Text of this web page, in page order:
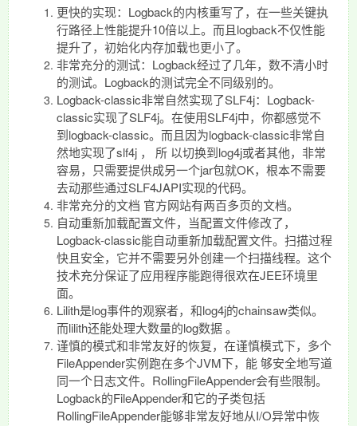
更快的实现：Logback的内核重写了，在一些关键执
行路径上性能提升10倍以上。而且logback不仅性能
提升了，初始化内存加载也更小了。
非常充分的测试：Logback经过了几年，数不清小时
的测试。Logback的测试完全不同级别的。
Logback-classic非常自然实现了SLF4j：Logback-
classic实现了SLF4j。在使用SLF4j中，你都感觉不
到logback-classic。而且因为logback-classic非常自
然地实现了slf4j ， 所 以切换到log4j或者其他，非常
容易，只需要提供成另一个jar包就OK，根本不需要
去动那些通过SLF4JAPI实现的代码。
非常充分的文档 官方网站有两百多页的文档。
自动重新加载配置文件，当配置文件修改了，
Logback-classic能自动重新加载配置文件。扫描过程
快且安全，它并不需要另外创建一个扫描线程。这个
技术充分保证了应用程序能跑得很欢在JEE环境里
面。
Lilith是log事件的观察者，和log4j的chainsaw类似。
而lilith还能处理大数量的log数据 。
谨慎的模式和非常友好的恢复，在谨慎模式下，多个
FileAppender实例跑在多个JVM下，能 够安全地写道
同一个日志文件。RollingFileAppender会有些限制。
Logback的FileAppender和它的子类包括
RollingFileAppender能够非常友好地从I/O异常中恢